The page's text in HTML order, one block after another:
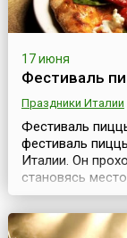
17 июня
Фестиваль
Праздники Италии
Фестиваль
фестиваль
Италии. Он
становясь
известного
событие
несколько дней